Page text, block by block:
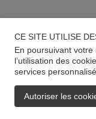
CE SITE UTILISE
En poursuivant
l’utilisation des
services
Autoriser les